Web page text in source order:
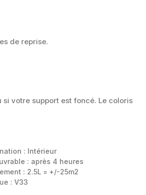
de reprise.
votre support est foncé. Le coloris
: Intérieur
: après 4 heures
: 2.5L = +/-25m2
:V33